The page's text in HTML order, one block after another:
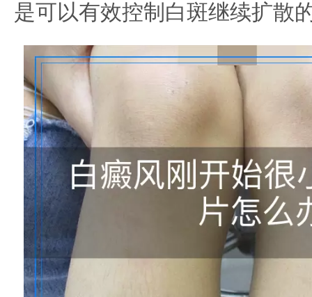
是可以有效控制白斑继续扩散